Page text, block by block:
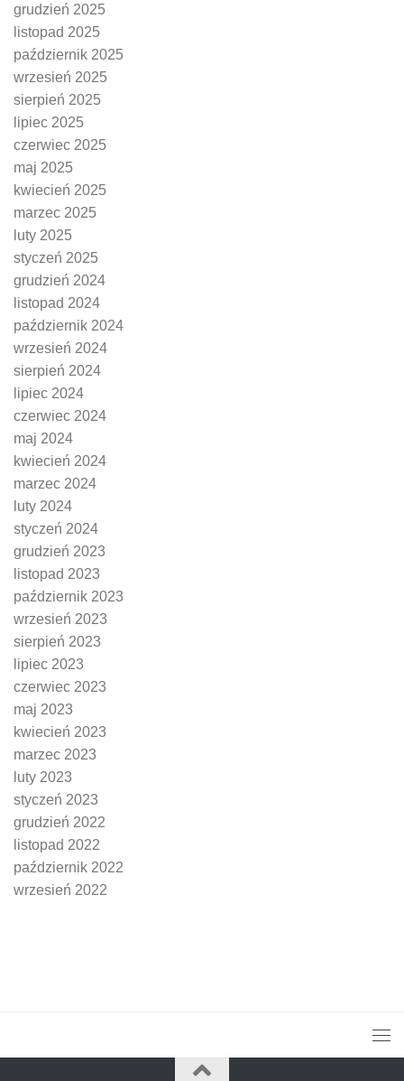
grudzień 2025
listopad 2025
październik 2025
wrzesień 2025
sierpień 2025
lipiec 2025
czerwiec 2025
maj 2025
kwiecień 2025
marzec 2025
luty 2025
styczeń 2025
grudzień 2024
listopad 2024
październik 2024
wrzesień 2024
sierpień 2024
lipiec 2024
czerwiec 2024
maj 2024
kwiecień 2024
marzec 2024
luty 2024
styczeń 2024
grudzień 2023
listopad 2023
październik 2023
wrzesień 2023
sierpień 2023
lipiec 2023
czerwiec 2023
maj 2023
kwiecień 2023
marzec 2023
luty 2023
styczeń 2023
grudzień 2022
listopad 2022
październik 2022
wrzesień 2022